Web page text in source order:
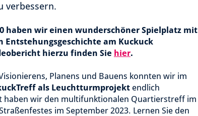
verbessern.
haben wir einen wunderschöner Spielplatz mit
Entstehungsgeschichte am Kuckuck
hierzu finden Sie hier.
Planens und Bauens konnten wir im
als Leuchtturmprojekt endlich
haben wir den multifunktionalen Quartierstreff im
im September 2023. Lernen Sie den